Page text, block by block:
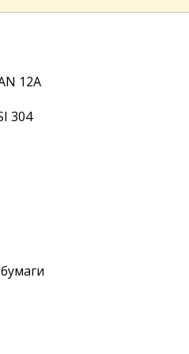
12A
304